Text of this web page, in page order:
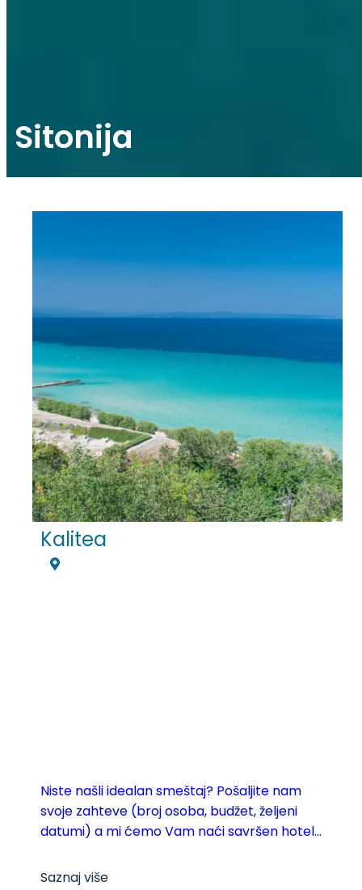
Sitonija
Kalitea
Niste našli idealan smeštaj? Pošaljite nam
svoje zahteve (broj osoba, budžet, željeni
datumi) a mi ćemo Vam naći savršen hotel...
Saznaj više